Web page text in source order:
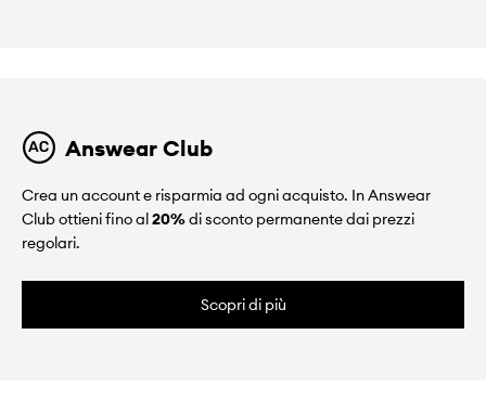
Answear Club
Crea un account e risparmia ad ogni acquisto. In Answear
Club ottieni fino al20%di sconto permanente dai prezzi
regolari.
Scopri di più